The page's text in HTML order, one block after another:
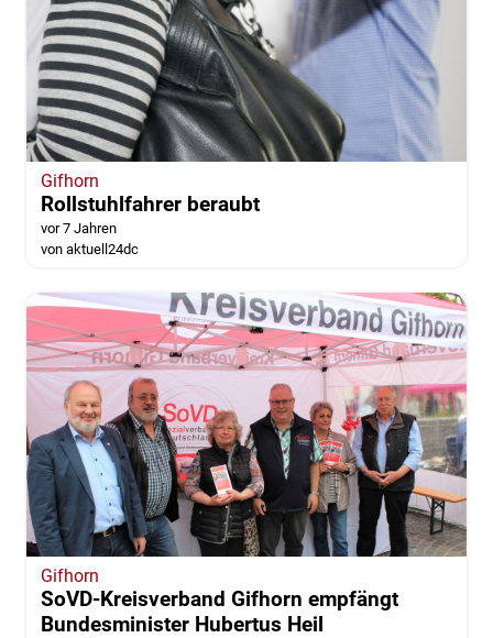
Gifhorn
Rollstuhlfahrer beraubt
vor 7 Jahren
von aktuell24dc
Gifhorn
SoVD-Kreisverband Gifhorn empfängt
Bundesminister Hubertus Heil